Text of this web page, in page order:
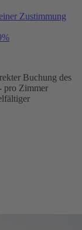
Zustimmung
Buchung des
pro Zimmer